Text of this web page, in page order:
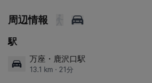
周辺情報
駅
万座・鹿沢口駅
13.1 km · 21分